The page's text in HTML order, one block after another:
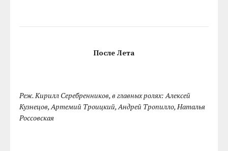
После Лета
Реж. Кирилл Серебренников, в главных ролях: Алексей
Кузнецов, Артемий Троицкий, Андрей Тропилло, Наталья
Россовская